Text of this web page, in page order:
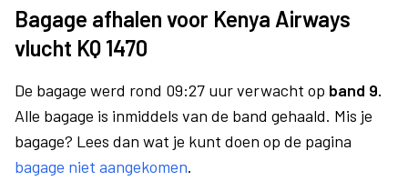
Bagage afhalen voor Kenya Airways
vlucht KQ 1470
De bagage werd rond 09:27 uur verwacht op band 9.
Alle bagage is inmiddels van de band gehaald. Mis je
bagage? Lees dan wat je kunt doen op de pagina
bagage niet aangekomen.